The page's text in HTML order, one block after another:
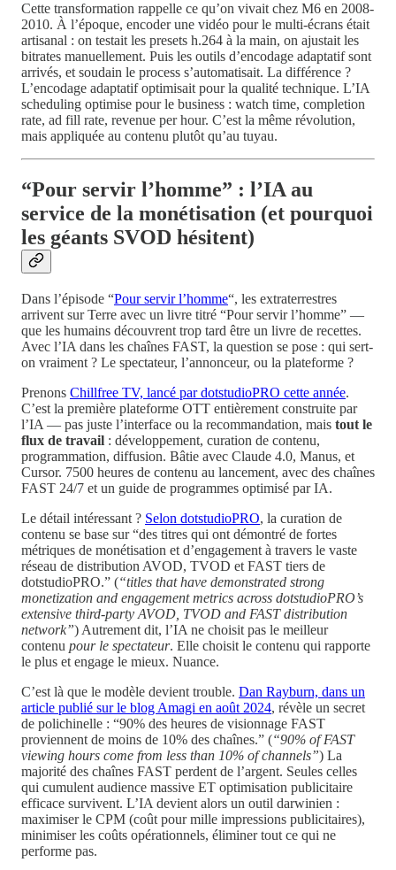
Cette transformation rappelle ce qu’on vivait chez M6 en 2008-
2010. À l’époque, encoder une vidéo pour le multi-écrans était
artisanal : on testait les presets h.264 à la main, on ajustait les
bitrates manuellement. Puis les outils d’encodage adaptatif sont
arrivés, et soudain le process s’automatisait. La différence ?
L’encodage adaptatif optimisait pour la qualité technique. L’IA
scheduling optimise pour le business : watch time, completion
rate, ad fill rate, revenue per hour. C’est la même révolution,
mais appliquée au contenu plutôt qu’au tuyau.
“Pour servir l’homme” : l’IA au
service de la monétisation (et pourquoi
les géants SVOD hésitent)
Dans l’épisode “Pour servir l’homme“, les extraterrestres
arrivent sur Terre avec un livre titré “Pour servir l’homme” —
que les humains découvrent trop tard être un livre de recettes.
Avec l’IA dans les chaînes FAST, la question se pose : qui sert-
on vraiment ? Le spectateur, l’annonceur, ou la plateforme ?
Prenons Chillfree TV, lancé par dotstudioPRO cette année.
C’est la première plateforme OTT entièrement construite par
l’IA — pas juste l’interface ou la recommandation, mais tout le
flux de travail : développement, curation de contenu,
programmation, diffusion. Bâtie avec Claude 4.0, Manus, et
Cursor. 7500 heures de contenu au lancement, avec des chaînes
FAST 24/7 et un guide de programmes optimisé par IA.
Le détail intéressant ? Selon dotstudioPRO, la curation de
contenu se base sur “des titres qui ont démontré de fortes
métriques de monétisation et d’engagement à travers le vaste
réseau de distribution AVOD, TVOD et FAST tiers de
dotstudioPRO.” (“titles that have demonstrated strong
monetization and engagement metrics across dotstudioPRO’s
extensive third-party AVOD, TVOD and FAST distribution
network”) Autrement dit, l’IA ne choisit pas le meilleur
contenu pour le spectateur. Elle choisit le contenu qui rapporte
le plus et engage le mieux. Nuance.
C’est là que le modèle devient trouble. Dan Rayburn, dans un
article publié sur le blog Amagi en août 2024, révèle un secret
de polichinelle : “90% des heures de visionnage FAST
proviennent de moins de 10% des chaînes.” (“90% of FAST
viewing hours come from less than 10% of channels”) La
majorité des chaînes FAST perdent de l’argent. Seules celles
qui cumulent audience massive ET optimisation publicitaire
efficace survivent. L’IA devient alors un outil darwinien :
maximiser le CPM (coût pour mille impressions publicitaires),
minimiser les coûts opérationnels, éliminer tout ce qui ne
performe pas.